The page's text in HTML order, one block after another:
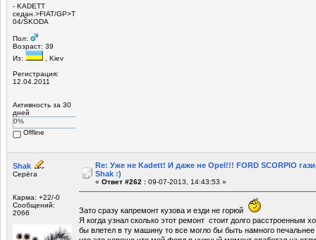
- KADETT
седан.>FIAT/GP>ТаZ
04/ŠKODA
Пол:
Возраст: 39
Из:
, Kiev
Регистрация:
12.04.2011
Активность за 30
дней
0%
Offline
Shak
Серёга
Карма: +22/-0
Сообщений:
2066
Re: Уже не Kadett! И даже не Opel!!! FORD SCORPIO
Shak :)
« Ответ #262 : 09-07-2013, 14:43:53 »
Зато сразу капремонт кузова и езди не горюй
Я когда узнал сколько этот ремонт стоит долго расстроенным
бы влетел в ту машину то все могло бы быть намного